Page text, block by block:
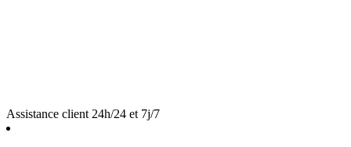
Assistance client 24h/24 et 7j/7